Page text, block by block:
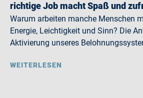
richtige Job macht Spaß und
Warum arbeiten manche Menschen
Energie, Leichtigkeit und Sinn? Die
Aktivierung unseres
WEITERLESEN